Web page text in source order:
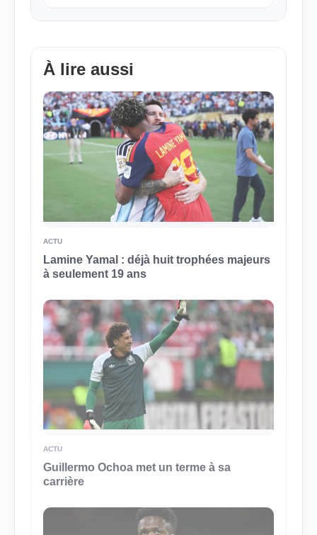
À lire aussi
ACTU
Lamine Yamal : déjà huit trophées majeurs
à seulement 19 ans
ACTU
Guillermo Ochoa met un terme à sa
carrière